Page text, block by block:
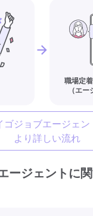
職場定
（エー
ゴジョブエージェン
より詳しい流れ
ージェントに